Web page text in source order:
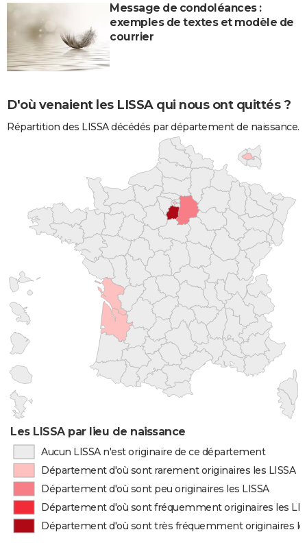
Message de condoléances :
exemples de textes et modèle de
courrier
D'où venaient les LISSA qui nous ont quittés ?
Répartition des LISSA décédés par département de naissance.
Les LISSA par lieu de naissance
Aucun LISSA n'est originaire de ce département
Département d'où sont rarement originaires les LISSA
Département d'où sont peu originaires les LISSA
Département d'où sont fréquemment originaires les
Département d'où sont très fréquemment originaires